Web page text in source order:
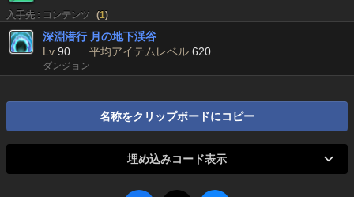
入手先 : コンテンツ (1)
深淵潜行 月の地下渓谷
Lv 90 平均アイテムレベル 620
ダンジョン
名称をクリップボードにコピー
埋め込みコード表示